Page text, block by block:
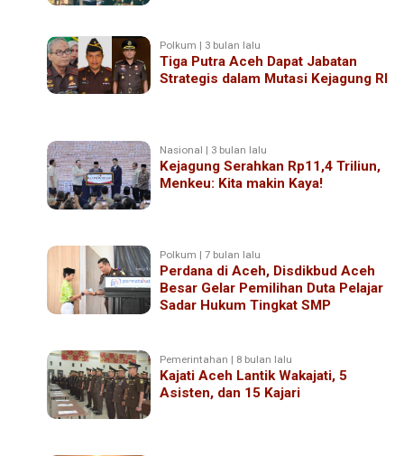
Polkum | 3 bulan lalu
Tiga Putra Aceh Dapat Jabatan
Strategis dalam Mutasi Kejagung RI
Nasional | 3 bulan lalu
Kejagung Serahkan Rp11,4 Triliun,
Menkeu: Kita makin Kaya!
Polkum | 7 bulan lalu
Perdana di Aceh, Disdikbud Aceh
Besar Gelar Pemilihan Duta Pelajar
Sadar Hukum Tingkat SMP
Pemerintahan | 8 bulan lalu
Kajati Aceh Lantik Wakajati, 5
Asisten, dan 15 Kajari